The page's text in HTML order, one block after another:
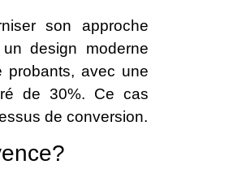
son approche
design moderne
probants, avec une
de 30%. Ce cas
de conversion.